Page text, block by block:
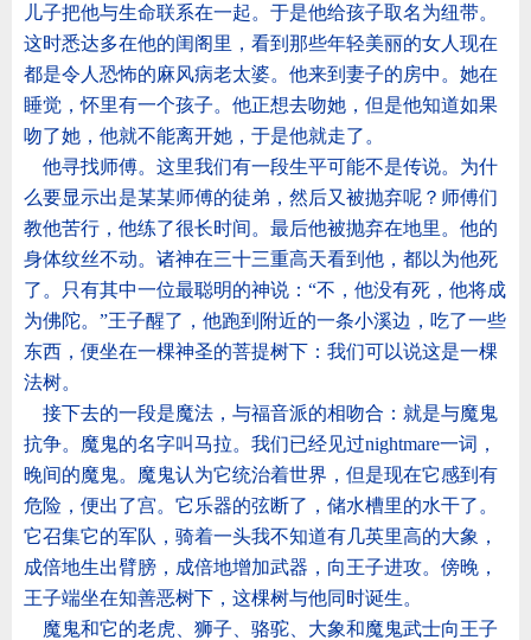
儿子把他与生命联系在一起。于是他给孩子取名为纽带。
这时悉达多在他的闺阁里，看到那些年轻美丽的女人现在
都是令人恐怖的麻风病老太婆。他来到妻子的房中。她在
睡觉，怀里有一个孩子。他正想去吻她，但是他知道如果
吻了她，他就不能离开她，于是他就走了。
他寻找师傅。这里我们有一段生平可能不是传说。为什
么要显示出是某某师傅的徒弟，然后又被抛弃呢？师傅们
教他苦行，他练了很长时间。最后他被抛弃在地里。他的
身体纹丝不动。诸神在三十三重高天看到他，都以为他死
了。只有其中一位最聪明的神说： “不，他没有死，他将成
为佛陀。 ”王子醒了，他跑到附近的一条小溪边，吃了一些
东西，便坐在一棵神圣的菩提树下：我们可以说这是一棵
法树。
接下去的一段是魔法，与福音派的相吻合：就是与魔鬼
抗争。魔鬼的名字叫马拉。我们已经见过nightmare一词，
晚间的魔鬼。魔鬼认为它统治着世界，但是现在它感到有
危险，便出了宫。它乐器的弦断了，储水槽里的水干了。
它召集它的军队，骑着一头我不知道有几英里高的大象，
成倍地生出臂膀，成倍地增加武器，向王子进攻。傍晚，
王子端坐在知善恶树下，这棵树与他同时诞生。
魔鬼和它的老虎、狮子、骆驼、大象和魔鬼武士向王子